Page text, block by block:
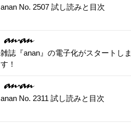
anan No. 2507 試し読みと目次
雑誌『anan』の電子化がスタートしま
す！
anan No. 2311 試し読みと目次